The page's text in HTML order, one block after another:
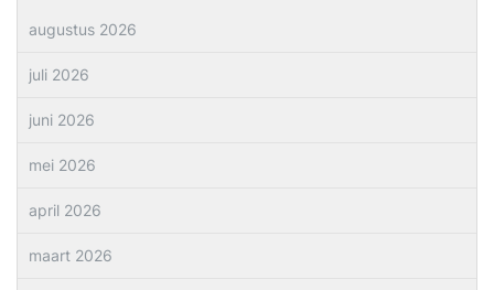
augustus 2026
juli 2026
juni 2026
mei 2026
april 2026
maart 2026